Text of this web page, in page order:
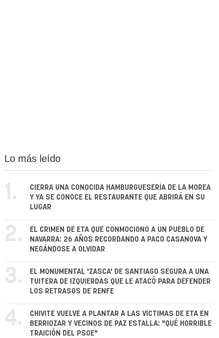
Lo más leído
1.
CIERRA UNA CONOCIDA HAMBURGUESERÍA DE LA MOREA
Y YA SE CONOCE EL RESTAURANTE QUE ABRIRÁ EN SU
LUGAR
2.
EL CRIMEN DE ETA QUE CONMOCIONÓ A UN PUEBLO DE
NAVARRA: 26 AÑOS RECORDANDO A PACO CASANOVA Y
NEGÁNDOSE A OLVIDAR
3.
EL MONUMENTAL 'ZASCA' DE SANTIAGO SEGURA A UNA
TUITERA DE IZQUIERDAS QUE LE ATACÓ PARA DEFENDER
LOS RETRASOS DE RENFE
4.
CHIVITE VUELVE A PLANTAR A LAS VÍCTIMAS DE ETA EN
BERRIOZAR Y VECINOS DE PAZ ESTALLA: "QUÉ HORRIBLE
TRAICIÓN DEL PSOE"